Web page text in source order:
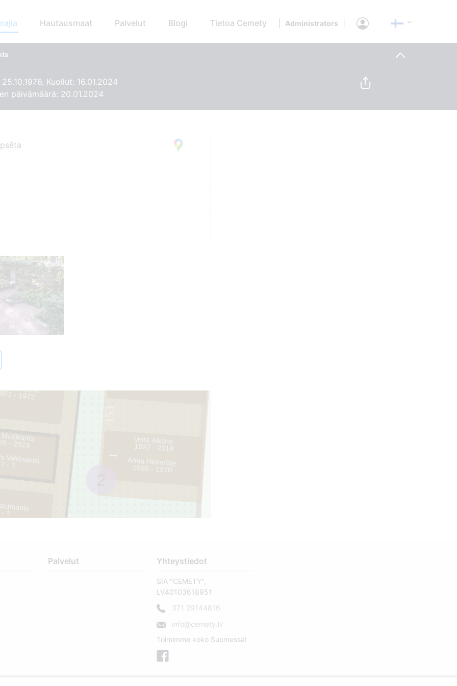
Hautausmaat Palvelut Blogi Tietoa Cemety Administrators
Kuollut: 16.01.2024
päivämäärä: 20.01.2024
153
1
Velta Alksne
1922 - 2019
Anna Heimrāte
1886 - 1970
- ?
- 2024
Valdmanis
? - ?
Leitāne
- 1972
Palvelut Yhteystiedot
SIA "CEMETY",
LV40103618951
371 29144816
info@cemety.lv
Toimimme koko Suomessa!